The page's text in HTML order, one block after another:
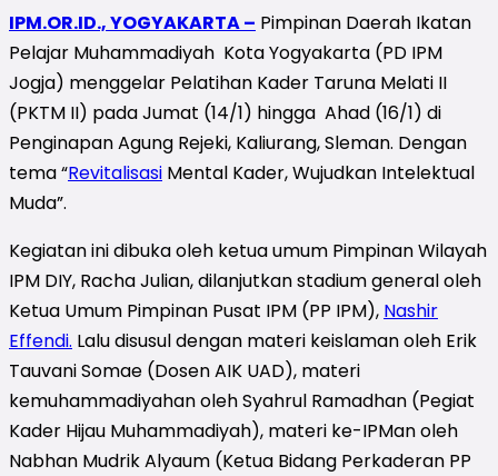
IPM.OR.ID.,YOGYAKARTA – Pimpinan Daerah Ikatan
Pelajar Muhammadiyah Kota Yogyakarta (PD IPM
Jogja) menggelar Pelatihan Kader Taruna Melati II
(PKTM II) pada Jumat (14/1) hingga Ahad (16/1) di
Penginapan Agung Rejeki, Kaliurang, Sleman. Dengan
tema “Revitalisasi Mental Kader, Wujudkan Intelektual
Muda”.
Kegiatan ini dibuka oleh ketua umum Pimpinan Wilayah
IPM DIY, Racha Julian, dilanjutkan stadium general oleh
Ketua Umum Pimpinan Pusat IPM (PP IPM), Nashir
Effendi. Lalu disusul dengan materi keislaman oleh Erik
Tauvani Somae (Dosen AIK UAD), materi
kemuhammadiyahan oleh Syahrul Ramadhan (Pegiat
Kader Hijau Muhammadiyah), materi ke-IPMan oleh
Nabhan Mudrik Alyaum (Ketua Bidang Perkaderan PP